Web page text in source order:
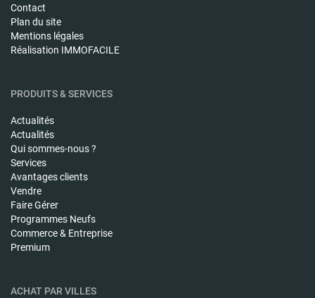
Contact
Plan du site
Mentions légales
Réalisation IMMOFACILE
PRODUITS & SERVICES
Actualités
Actualités
Qui sommes-nous ?
Services
Avantages clients
Vendre
Faire Gérer
Programmes Neufs
Commerce & Entreprise
Premium
ACHAT PAR VILLES